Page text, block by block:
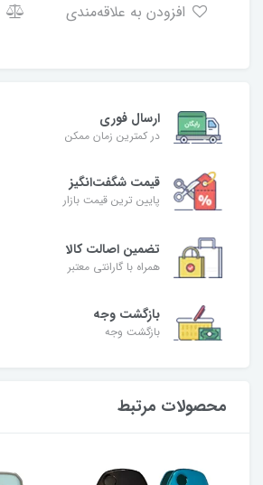
ارسال فوری
در کمترین زمان ممکن
قیمت شگفت‌انگیز
پایین ترین قیمت بازار
تضمین اصالت کالا
همراه با گارانتی معتبر
بازگشت وجه
بازگشت وجه
محصولات مرتبط